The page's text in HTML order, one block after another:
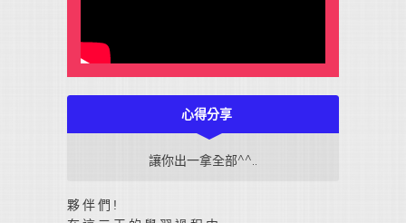
心得分享
讓你出一拿全部^^..
夥伴們!